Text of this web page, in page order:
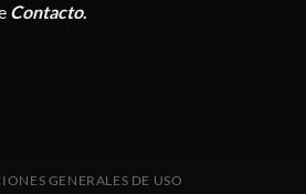
Contacto.
GENERALES DE USO